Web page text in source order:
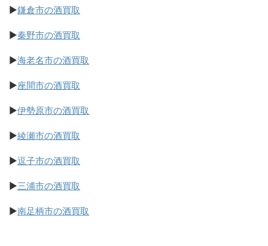
▶鎌倉市の酒買取
▶秦野市の酒買取
▶海老名市の酒買取
▶座間市の酒買取
▶伊勢原市の酒買取
▶綾瀬市の酒買取
▶逗子市の酒買取
▶三浦市の酒買取
▶南足柄市の酒買取